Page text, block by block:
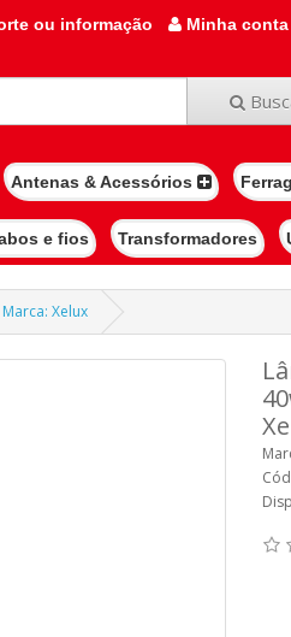
ou informação Minha conta
Antenas & Acessórios
e fios Transformadores
Xelux